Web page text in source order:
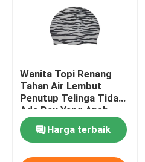
Wanita Topi Renang
Tahan Air Lembut
Penutup Telinga Tidak
Ada Bau Yang Aneh
Harga terbaik